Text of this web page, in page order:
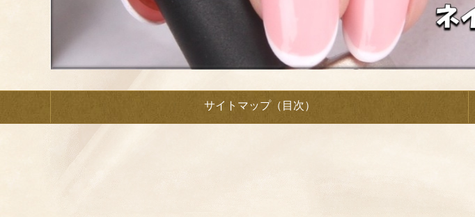
サイトマップ（目次）